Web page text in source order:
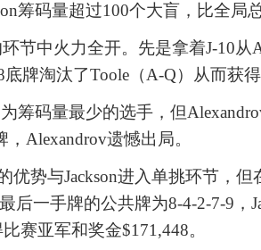
筹码量超过100个大盲，比全局
节中火力全开。先是拿着J-10
牌淘汰了Toole（A-Q）从而获得
为筹码量最少的选手，但
Alexandrov遗憾出局。
优势与Jackson进入单挑环节，
后一手牌的公共牌为8-4-2-7-9，
赛亚军和奖金$171,448。